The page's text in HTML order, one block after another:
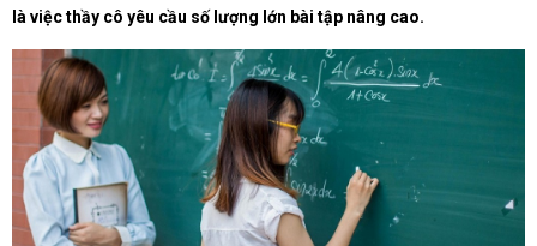
là việc thầy cô yêu cầu số lượng lớn bài tập nâng cao.